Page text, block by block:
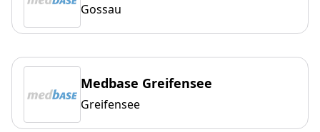
Gossau
Medbase Greifensee
Greifensee